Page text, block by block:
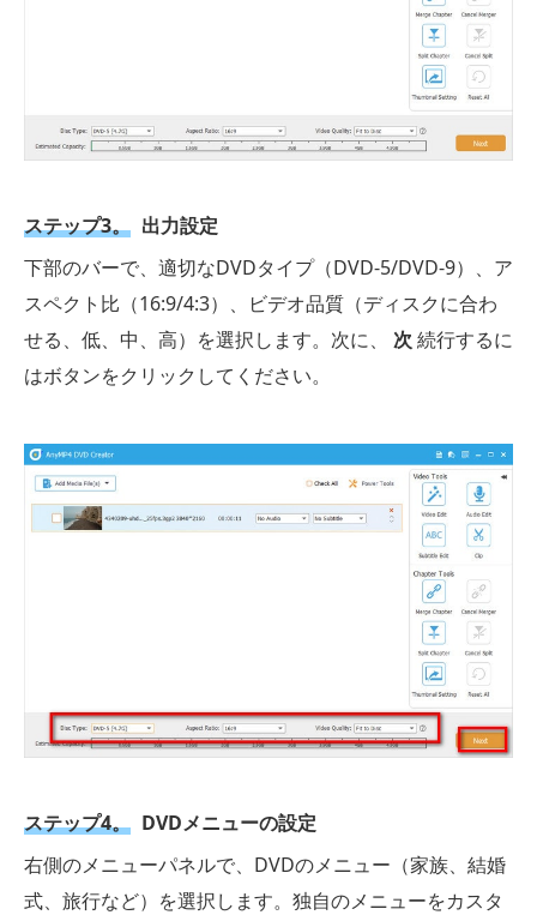
ステップ3。 出力設定
下部のバーで、適切なDVDタイプ（DVD-5/DVD-9）、ア
スペクト比（16:9/4:3）、ビデオ品質（ディスクに合わ
せる、低、中、高）を選択します。次に、 次 続行するに
はボタンをクリックしてください。
ステップ4。 DVDメニューの設定
右側のメニューパネルで、DVDのメニュー（家族、結婚
式、旅行など）を選択します。独自のメニューをカスタ